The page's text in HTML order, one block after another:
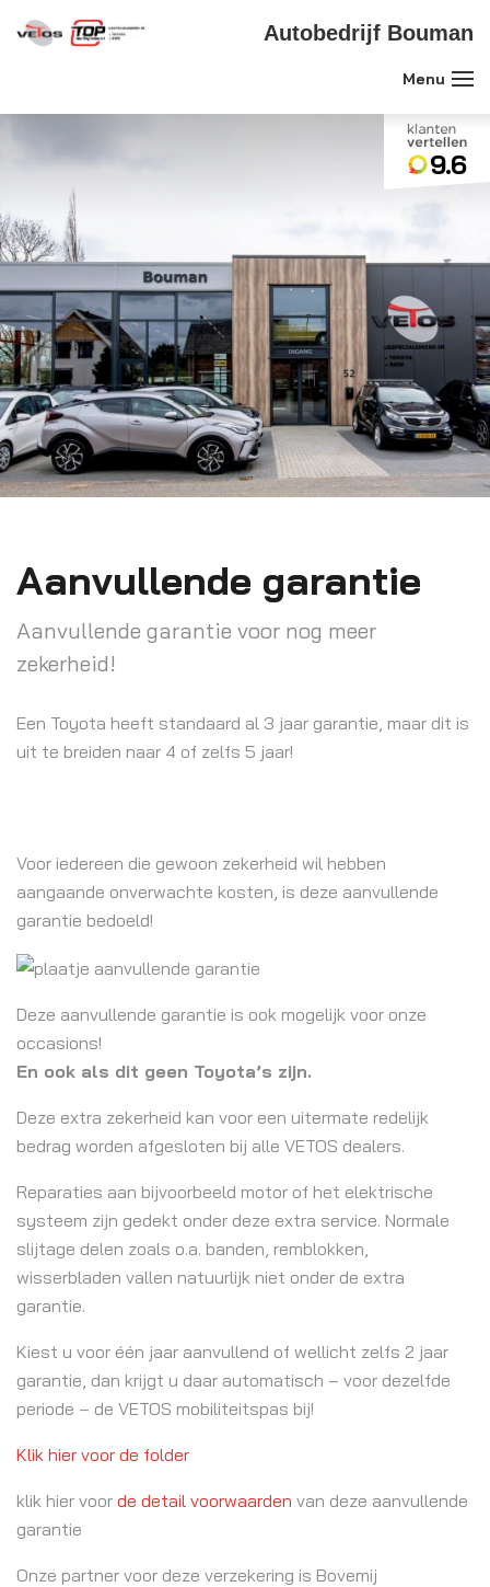
Autobedrijf Bouman
9.6
Aanvullende garantie
Aanvullende garantie voor nog meer
zekerheid!
Een Toyota heeft standaard al 3 jaar garantie, maar dit is
uit te breiden naar 4 of zelfs 5 jaar!
Voor iedereen die gewoon zekerheid wil hebben
aangaande onverwachte kosten, is deze aanvullende
garantie bedoeld!
Deze aanvullende garantie is ook mogelijk voor onze
occasions!
En ook als dit geen Toyota’s zijn.
Deze extra zekerheid kan voor een uitermate redelijk
bedrag worden afgesloten bij alle VETOS dealers.
Reparaties aan bijvoorbeeld motor of het elektrische
systeem zijn gedekt onder deze extra service. Normale
slijtage delen zoals o.a. banden, remblokken,
wisserbladen vallen natuurlijk niet onder de extra
garantie.
Kiest u voor één jaar aanvullend of wellicht zelfs 2 jaar
garantie, dan krijgt u daar automatisch – voor dezelfde
periode – de VETOS mobiliteitspas bij!
Klik hier voor de folder
klik hier voor de detail voorwaarden van deze aanvullende
garantie
Onze partner voor deze verzekering is Bovemij